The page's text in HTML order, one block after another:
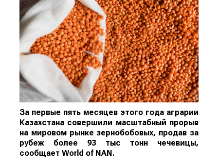
За первые пять месяцев этого года аграрии
Казахстана совершили масштабный прорыв
на мировом рынке зернобобовых, продав за
рубеж более 93 тыс тонн чечевицы,
сообщает World of NAN.